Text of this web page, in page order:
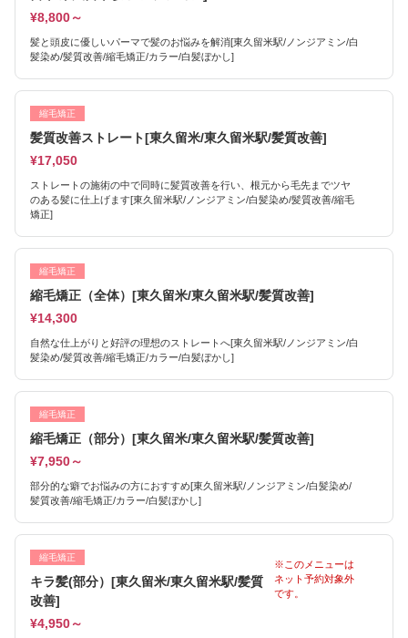
¥8,800～
髪と頭皮に優しいパーマで髪のお悩みを解消[東久留米駅/ノンジアミン/白
髪染め/髪質改善/縮毛矯正/カラー/白髪ぼかし]
縮毛矯正
髪質改善ストレート[東久留米/東久留米駅/髪質改善]
¥17,050
ストレートの施術の中で同時に髪質改善を行い、根元から毛先までツヤ
のある髪に仕上げます[東久留米駅/ノンジアミン/白髪染め/髪質改善/縮毛
矯正]
縮毛矯正
縮毛矯正（全体）[東久留米/東久留米駅/髪質改善]
¥14,300
自然な仕上がりと好評の理想のストレートへ[東久留米駅/ノンジアミン/白
髪染め/髪質改善/縮毛矯正/カラー/白髪ぼかし]
縮毛矯正
縮毛矯正（部分）[東久留米/東久留米駅/髪質改善]
¥7,950～
部分的な癖でお悩みの方におすすめ[東久留米駅/ノンジアミン/白髪染め/
髪質改善/縮毛矯正/カラー/白髪ぼかし]
縮毛矯正
キラ髪(部分）[東久留米/東久留米駅/髪質
改善]
¥4,950～
※このメニューは
ネット予約対象外
です。